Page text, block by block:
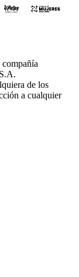
compañía
de los
a cualquier